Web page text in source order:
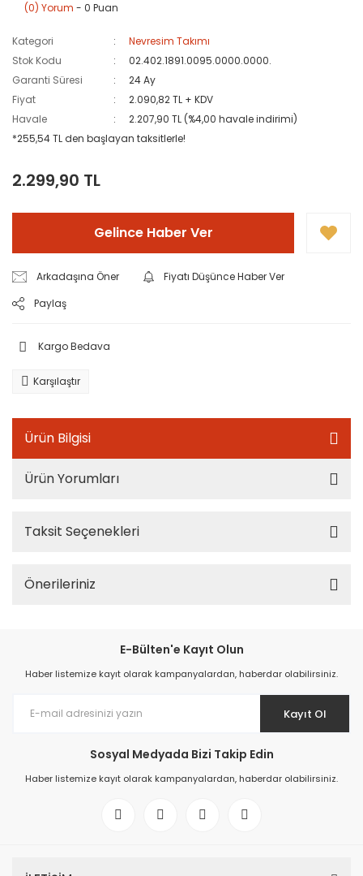
(0) Yorum - 0 Puan
Kategori
Nevresim Takımı
Stok Kodu
02.402.1891.0095.0000.0000.
Garanti Süresi
24 Ay
Fiyat
2.090,82 TL + KDV
Havale
2.207,90 TL (%4,00 havale indirimi)
*255,54 TL den başlayan taksitlerle!
2.299,90 TL
Gelince Haber Ver
Arkadaşına Öner
Fiyatı Düşünce Haber Ver
Paylaş
Kargo Bedava
Karşılaştır
Ürün Bilgisi
Ürün Yorumları
Taksit Seçenekleri
Önerileriniz
E-Bülten'e Kayıt Olun
Haber listemize kayıt olarak kampanyalardan, haberdar olabilirsiniz.
Kayıt Ol
Sosyal Medyada Bizi Takip Edin
Haber listemize kayıt olarak kampanyalardan, haberdar olabilirsiniz.